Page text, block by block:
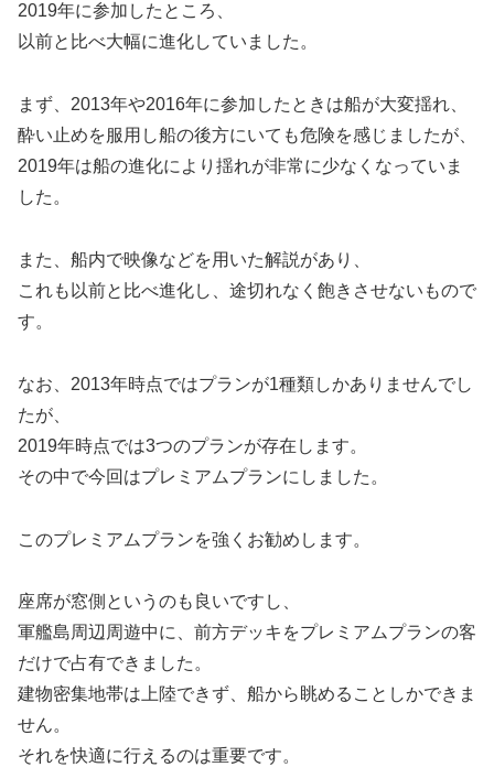
2019年に参加したところ、
以前と比べ大幅に進化していました。
まず、2013年や2016年に参加したときは船が大変揺れ、
酔い止めを服用し船の後方にいても危険を感じましたが、
2019年は船の進化により揺れが非常に少なくなっていま
した。
また、船内で映像などを用いた解説があり、
これも以前と比べ進化し、途切れなく飽きさせないもので
す。
なお、2013年時点ではプランが1種類しかありませんでし
たが、
2019年時点では3つのプランが存在します。
その中で今回はプレミアムプランにしました。
このプレミアムプランを強くお勧めします。
座席が窓側というのも良いですし、
軍艦島周辺周遊中に、前方デッキをプレミアムプランの客
だけで占有できました。
建物密集地帯は上陸できず、船から眺めることしかできま
せん。
それを快適に行えるのは重要です。